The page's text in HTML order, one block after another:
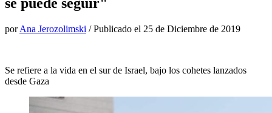
porAna Jerozolimski / Publicado el 25 de Diciembre de 2019
Se refiere a la vida en el sur de Israel, bajo los cohetes lanzados
desde Gaza